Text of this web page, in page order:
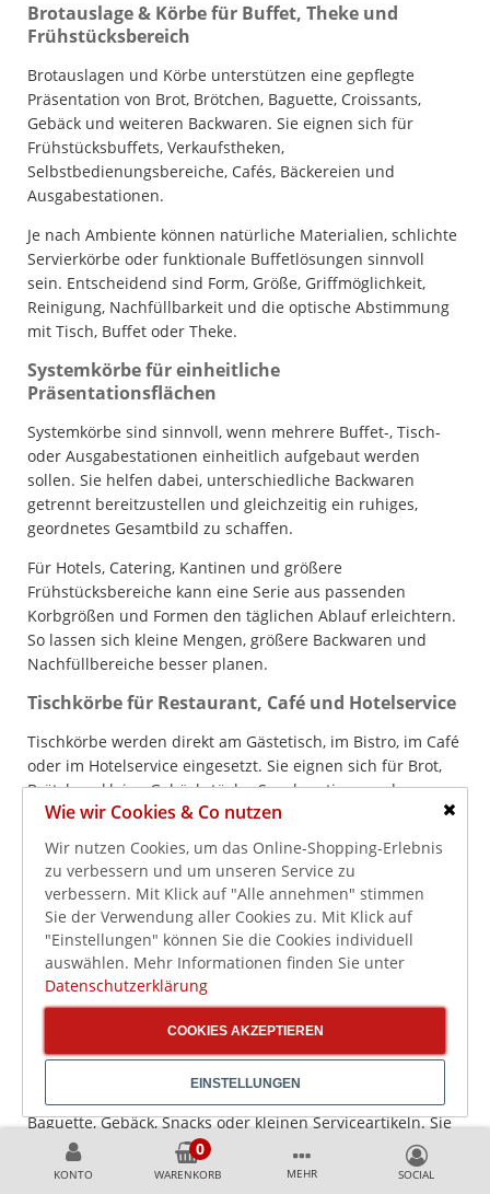
KONTO WARENKORB MEHR
Brotauslage & Körbe für Buffet, Theke und
Frühstücksbereich
Brotauslagen und Körbe unterstützen eine gepflegte
Präsentation von Brot, Brötchen, Baguette, Croissants,
Gebäck und weiteren Backwaren. Sie eignen sich für
Frühstücksbuffets, Verkaufstheken,
Selbstbedienungsbereiche, Cafés, Bäckereien und
Ausgabestationen.
Je nach Ambiente können natürliche Materialien, schlichte
Servierkörbe oder funktionale Buffetlösungen sinnvoll
sein. Entscheidend sind Form, Größe, Griffmöglichkeit,
Reinigung, Nachfüllbarkeit und die optische Abstimmung
mit Tisch, Buffet oder Theke.
Systemkörbe für einheitliche
Präsentationsflächen
Systemkörbe sind sinnvoll, wenn mehrere Buffet-, Tisch-
oder Ausgabestationen einheitlich aufgebaut werden
sollen. Sie helfen dabei, unterschiedliche Backwaren
getrennt bereitzustellen und gleichzeitig ein ruhiges,
geordnetes Gesamtbild zu schaffen.
Für Hotels, Catering, Kantinen und größere
Frühstücksbereiche kann eine Serie aus passenden
Korbgrößen und Formen den täglichen Ablauf erleichtern.
So lassen sich kleine Mengen, größere Backwaren und
Nachfüllbereiche besser planen.
Tischkörbe für Restaurant, Café und Hotelservice
Tischkörbe werden direkt am Gästetisch, im Bistro, im Café
oder im Hotelservice eingesetzt. Sie eignen sich für Brot,
Brötchen, kleine Gebäckstücke, Snackportionen oder
ergänzende Serviceartikel und sollten optisch zum
Tischkonzept passen.
Wichtige Auswahlpunkte sind Größe, Form, Material, Farbe,
Haptik und einfache Handhabung. Kleine Körbe wirken auf
dem Tisch gepflegt und platzsparend, während größere
Ausführungen für Gruppentische, Frühstücksbereiche
oder Buffetstationen besser geeignet sein können.
Drahtkörbe und Edelstahlkörbe für offene
Drahtkörbe und Edelstahlkörbe eignen sich für eine
offene, klare und sachliche Präsentation von Brot,
Baguette, Gebäck, Snacks oder kleinen Serviceartikeln. Sie
passen besonders gut zu modernen Buffet- und
Ausgabebereichen, in denen eine luftige Optik gewünscht
Wie wir Cookies & Co nutzen
Wir nutzen Cookies, um das Online-Shopping-Erlebnis
zu verbessern und um unseren Service zu
verbessern. Mit Klick auf "Alle annehmen" stimmen
Sie der Verwendung aller Cookies zu. Mit Klick auf
"Einstellungen" können Sie die Cookies individuell
auswählen. Mehr Informationen finden Sie unter
Datenschutzerklärung
COOKIES AKZEPTIEREN
EINSTELLUNGEN